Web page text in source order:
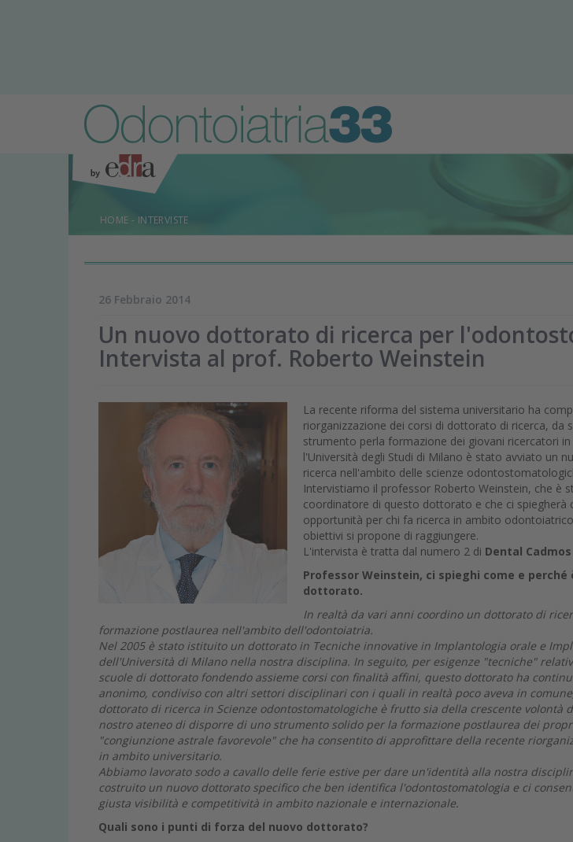
HOME - INTERVISTE
26 Febbraio 2014
Un nuovo dottorato di ricerca per
Intervista al prof. Roberto Weinstein
La recente riforma del sistema universitario ha
riorganizzazione dei corsi di dottorato di ricerca, da
strumento perla formazione dei giovani ricercatori
l'Università degli Studi di Milano è stato avviato un
ricerca nell'ambito delle scienze
Intervistiamo il professor Roberto Weinstein, che è
coordinatore di questo dottorato e che ci spiegherà
opportunità per chi fa ricerca in ambito
obiettivi si propone di raggiungere.
L'intervista è tratta dal numero 2 di Dental Cadmos
Professor Weinstein, ci spieghi come e
dottorato.
In realtà da vari anni coordino un dottorato di
formazione postlaurea nell'ambito dell'odontoiatria.
Nel 2005 è stato istituito un dottorato in Tecniche innovative in Implantologia orale e
dell'Università di Milano nella nostra disciplina. In seguito, per esigenze "tecniche"
scuole di dottorato fondendo assieme corsi con finalità affini, questo dottorato ha
anonimo, condiviso con altri settori disciplinari con i quali in realtà poco aveva in
dottorato di ricerca in Scienze odontostomatologiche è frutto sia della crescente volontà
nostro ateneo di disporre di uno strumento solido per la formazione postlaurea dei
"congiunzione astrale favorevole" che ha consentito di approfittare della recente
in ambito universitario.
Abbiamo lavorato sodo a cavallo delle ferie estive per dare un'identità alla nostra
costruito un nuovo dottorato specifico che ben identifica l'odontostomatologia e ci
giusta visibilità e competitività in ambito nazionale e internazionale.
Quali sono i punti di forza del nuovo dottorato?